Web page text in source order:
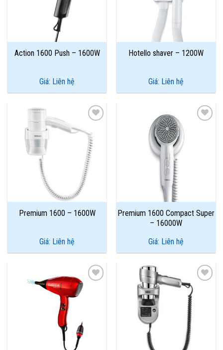
Action 1600 Push – 1600W
Giá: Liên hệ
Hotello shaver – 1200W
Giá: Liên hệ
Add to
Wishlist
Premium 1600 – 1600W
Giá: Liên hệ
Premium 1600 Compact Super
– 16000W
Giá: Liên hệ
Wishlist